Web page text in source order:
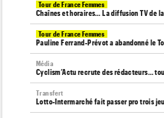
Tour de France Femmes
Chaînes et horaires… La diffusion TV de
Tour de France Femmes
Pauline Ferrand-Prévot a abandonné le
Média
Cyclism’Actu recrute des rédacteurs…
Transfert
Lotto-Intermarché fait passer pro trois